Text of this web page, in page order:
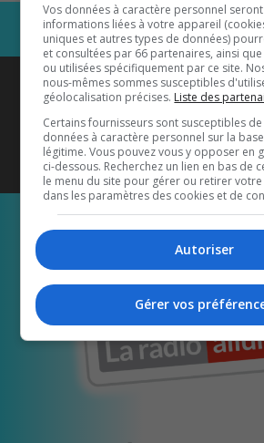
Coyote New Country
également sur
Écoutez-nous
Vos données à caractère personnel
informations liées à votre appareil
uniques et autres types de données)
et consultées par 66 partenaires, ainsi
ou utilisées spécifiquement par ce site.
nous-mêmes sommes susceptibles
géolocalisation précises. Liste des
Certains fournisseurs sont susceptibles
données à caractère personnel sur la
légitime. Vous pouvez vous y opposer en
ci-dessous. Recherchez un lien en bas de
le menu du site pour gérer ou retirer
dans les paramètres des cookies et de
Autoriser
Gérer vos